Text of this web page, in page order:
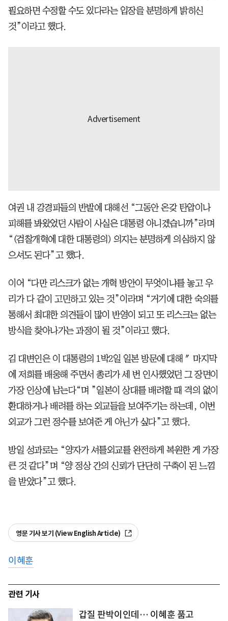
필요하면 수정할 수도 있다라는 입장을 분명하게 밝히신
것”이라고 했다.
여권 내 강경파들의 반발에 대해선 “그동안 온갖 탄압이나
피해를 봐왔었던 사람이 사실은 대통령 아니겠습니까”라며
“(검찰개혁에 대한 대통령의) 의지는 분명하게 의심하지 않
으셔도 된다”고 했다.
이어 “다만 리스크가 없는 개혁 방안이 무엇이냐를 놓고 우
리가 다 같이 고민하고 있는 것”이라며 “거기에 대한 숙의를
통해서 최대한 의견들이 많이 반영이 되고 또 리스크는 없는
방식을 찾아나가는 과정이 될 것”이라고 했다.
김 대변인은 이 대통령의 1박2일 일본 방문에 대해 ″마지막
에 저희를 배웅해 주면서 총리가 세 번 인사했었던 그 장면이
가장 인상에 남는다“며 ”일본이 상대를 배려할 때 격의 없이
환대하거나 배려를 하는 외교들을 보여주기는 하는데, 이번
외교가 그런 정수를 보여준 게 아닌가 싶다”고 했다.
방일 성과로는 “양자가 셔틀외교를 완전하게 복원한 게 가장
큰 것 같다”며 “양 정상 간의 신뢰가 단단히 구축이 된 느낌
을 받았다”고 했다.
영문 기사 보기 (View English Article)
이혜훈
관련 기사
갑질 판박이인데… 이혜훈 품고